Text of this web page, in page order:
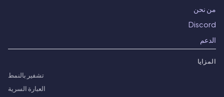
من نحن
Discord
الدعم
المزايا
تشفير بالنمط
العبارة السرية